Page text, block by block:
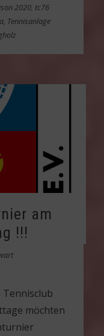
2020, tc76
, Tennisanlage
am
!!!
Tennisclub
möchten